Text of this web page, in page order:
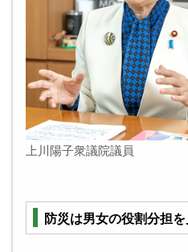
上川陽子衆議院議員
防災は男女の役割分担